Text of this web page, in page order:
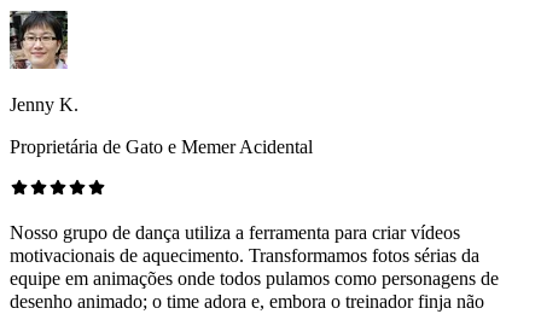
Jenny K.
Proprietária de Gato e Memer Acidental
Nosso grupo de dança utiliza a ferramenta para criar vídeos
motivacionais de aquecimento. Transformamos fotos sérias da
equipe em animações onde todos pulamos como personagens de
desenho animado; o time adora e, embora o treinador finja não